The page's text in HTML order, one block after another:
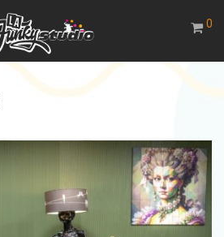
0